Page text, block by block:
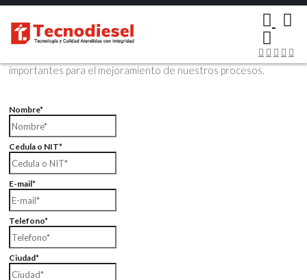
Contáctenos Vía Email
Envíenos sus datos con sus comentarios, sus opiniones son muy
importantes para el mejoramiento de nuestros procesos.
Nombre*
Cedula o NIT*
E-mail*
Telefono*
Ciudad*